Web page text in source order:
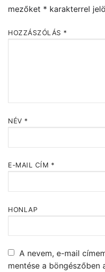
mezőket * karakterrel
HOZZÁSZÓLÁS *
NÉV *
E-MAIL CÍM *
HONLAP
A nevem, e-mail
mentése a böngészőben